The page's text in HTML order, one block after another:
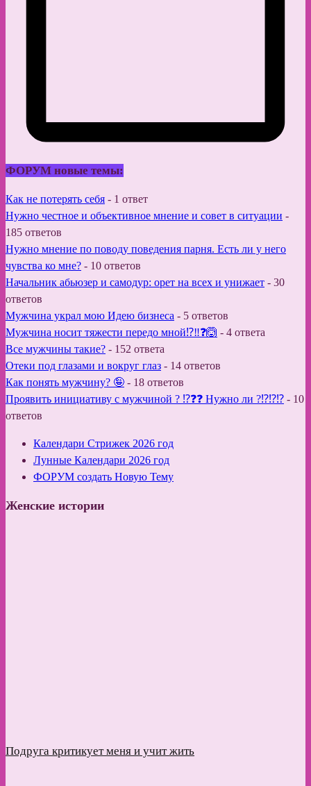
ФОРУМ новые темы:
Как не потерять себя - 1 ответ
Нужно честное и объективное мнение и совет в ситуации -
185 ответов
Нужно мнение по поводу поведения парня. Есть ли у него
чувства ко мне? - 10 ответов
Начальник абьюзер и самодур: орет на всех и унижает - 30
ответов
Мужчина украл мою Идею бизнеса - 5 ответов
Мужчина носит тяжести передо мной⁉️‼️❓🙆 - 4 ответа
Все мужчины такие? - 152 ответа
Отеки под глазами и вокруг глаз - 14 ответов
Как понять мужчину? 🤪 - 18 ответов
Проявить инициативу с мужчиной ? ⁉️❓❓ Нужно ли ?⁉️⁉️⁉️ - 10
ответов
Календари Стрижек 2026 год
Лунные Календари 2026 год
ФОРУМ создать Новую Тему
Женские истории
Подруга критикует меня и учит жить